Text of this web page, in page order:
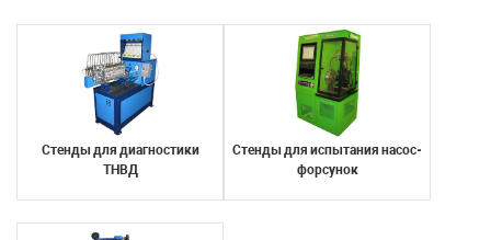
Стенды для диагностики
ТНВД
Стенды для испытания насос-
форсунок